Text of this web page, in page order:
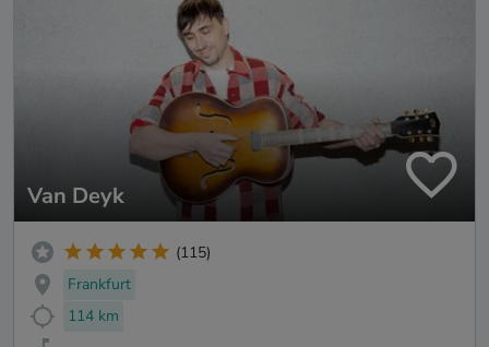
Van Deyk
(115)
Frankfurt
114 km